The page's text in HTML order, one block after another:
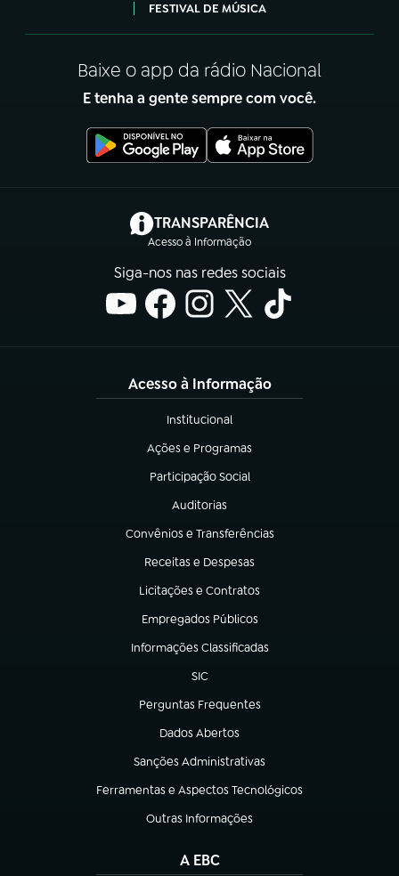
FESTIVAL DE MÚSICA
Baixe o app da rádio Nacional
E tenha a gente sempre com você.
TRANSPARÊNCIA
Acesso à Informação
(abre em nova aba)
Siga-nos nas redes sociais
Acesso à Informação
Institucional
(abre em nova aba)
Ações e Programas
(abre em nova aba)
Participação Social
(abre em nova aba)
Auditorias
(abre em nova aba)
Convênios e Transferências
(abre em nova aba)
Receitas e Despesas
(abre em nova aba)
Licitações e Contratos
(abre em nova aba)
Empregados Públicos
(abre em nova aba)
Informações Classificadas
(abre em nova aba)
SIC
(abre em nova aba)
Perguntas Frequentes
(abre em nova aba)
Dados Abertos
(abre em nova aba)
Sanções Administrativas
(abre em nova aba)
Ferramentas e Aspectos Tecnológicos
(abre em nova aba)
Outras Informações
(abre em nova aba)
A EBC